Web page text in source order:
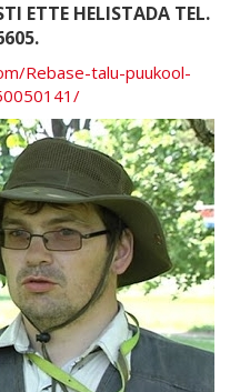
ETTE HELISTADA TEL.
Rebase-talu-puukool-